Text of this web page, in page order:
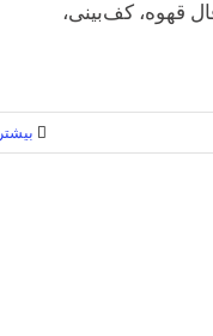
قهوه، کف‌بینی،